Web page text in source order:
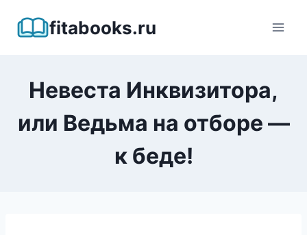
fitabooks.ru
Невеста Инквизитора,
или Ведьма на отборе —
к беде!